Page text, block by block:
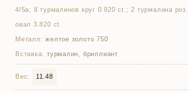
4/5а; 8 турмалинов круг 0.920 ct.; 2 турмалина роз.
овал 3.820 ct.
Металл: желтое золото 750
Вставка: турмалин, бриллиант
Вес: 11.48